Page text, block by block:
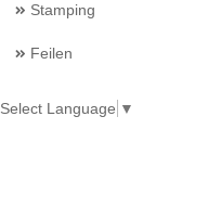
Stamping
Feilen
Select Language ▼